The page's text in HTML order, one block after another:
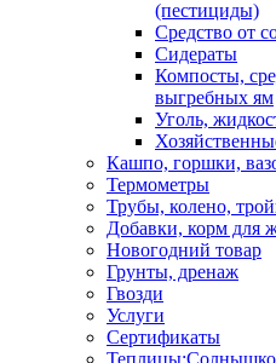
(пестициды)
Средство от
Сидераты
Компосты,
выгребных ям
Уголь,
Кашпо, горшки,
Термометры
Трубы, колено,
Добавки, корм для
Новогодний товар
Грунты, дренаж
Гвозди
Услуги
Сертификаты